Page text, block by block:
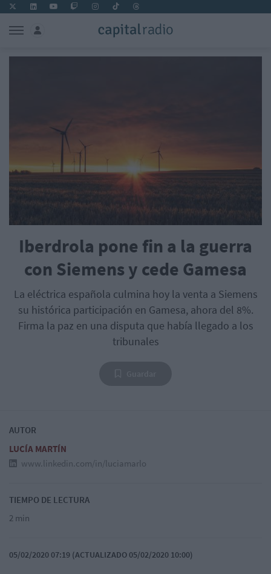
Iberdrola pone fin a la guerra
con Siemens y cede Gamesa
La eléctrica española culmina hoy la venta a Siemens
su histórica participación en Gamesa, ahora del 8%.
Firma la paz en una disputa que había llegado a los
tribunales
AUTOR
LUCÍA MARTÍN
www.linkedin.com/in/luciamarlo
TIEMPO DE LECTURA
2 min
05/02/2020 07:19 (ACTUALIZADO 05/02/2020 10:00)